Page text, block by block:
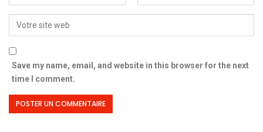
Save my name, email, and website in this browser for the next
time I comment.